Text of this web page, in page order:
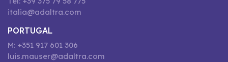
italia@adaltra.com
PORTUGAL
M: +351 917 601 306
luis.mauser@adaltra.com